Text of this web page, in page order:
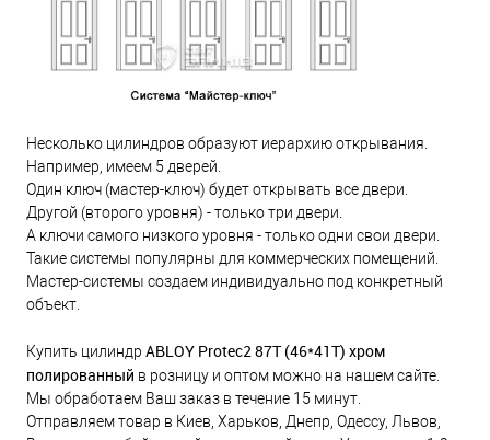
Несколько цилиндров образуют иерархию открывания.
Например, имеем 5 дверей.
Один ключ (мастер-ключ) будет открывать все двери.
Другой (второго уровня) - только три двери.
А ключи самого низкого уровня - только одни свои двери.
Такие системы популярны для коммерческих помещений.
Мастер-системы создаем индивидуально под конкретный
объект.
Купить цилиндр ABLOY Protec2 87T (46*41Т) хром
полированный в розницу и оптом можно на нашем сайте.
Мы обработаем Ваш заказ в течение 15 минут.
Отправляем товар в Киев, Харьков, Днепр, Одессу, Львов,